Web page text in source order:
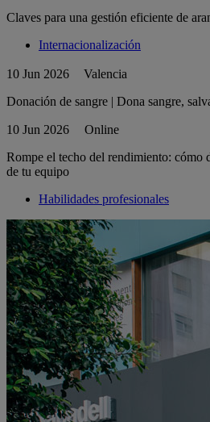
Claves para una gestión eficiente de
Internacionalización
10 Jun 2026
Valencia
Donación de sangre | Dona sangre,
10 Jun 2026
Online
Rompe el techo del rendimiento: cómo
de tu equipo
Habilidades profesionales